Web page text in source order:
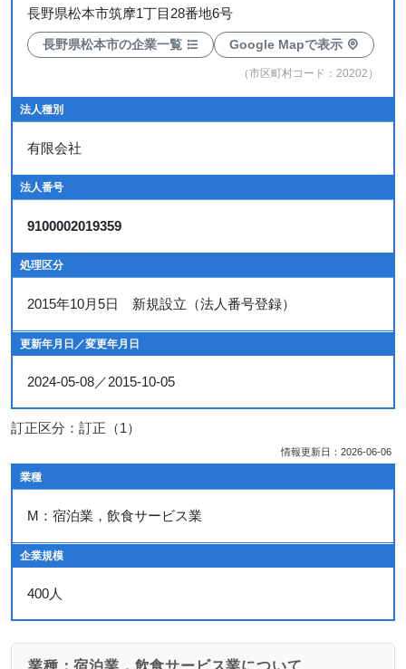
長野県松本市筑摩1丁目28番地6号
長野県松本市の企業一覧 Google Mapで表示
（市区町村コード：20202）
法人種別
有限会社
法人番号
9100002019359
処理区分
2015年10月5日 新規設立（法人番号登録）
更新年月日／変更年月日
2024-05-08／2015-10-05
訂正区分：訂正（1）
情報更新日：2026-06-06
業種
M：宿泊業，飲食サービス業
企業規模
400人
業種：宿泊業，飲食サービス業について